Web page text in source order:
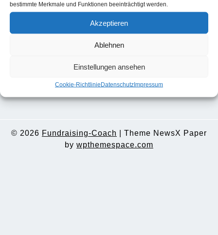
bestimmte Merkmale und Funktionen beeinträchtigt werden.
Akzeptieren
Ablehnen
Einstellungen ansehen
Cookie-RichtlinieDatenschutzImpressum
erfolgen soll.
Anfragen bitte ausschließlich per E-Mail an:
© 2026 Fundraising-Coach
Theme NewsX Paper
by wpthemespace.com